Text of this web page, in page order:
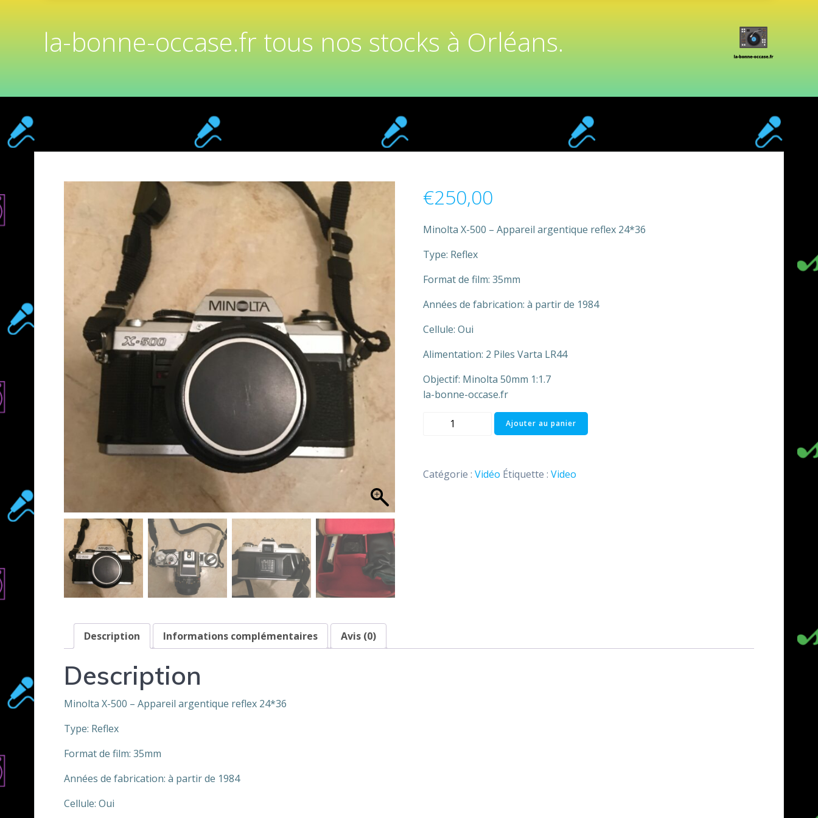
la-bonne-occase.fr tous nos stocks à Orléans.
€250,00
Minolta X-500 – Appareil argentique reflex 24*36
Type: Reflex
Format de film: 35mm
Années de fabrication: à partir de 1984
Cellule: Oui
Alimentation: 2 Piles Varta LR44
Objectif: Minolta 50mm 1:1.7
la-bonne-occase.fr
quantité
X
Ajouter au panier
Catégorie : Vidéo Étiquette : Video
Description Informations complémentaires Avis (0)
Description
Minolta X-500 – Appareil argentique reflex 24*36
Type: Reflex
Format de film: 35mm
Années de fabrication: à partir de 1984
Cellule: Oui